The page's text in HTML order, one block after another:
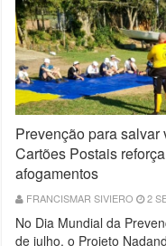
Prevenção para
Cartões Postais
afogamentos
FRANCISMAR SIVIERO 2
No Dia Mundial da
de julho, o Projeto